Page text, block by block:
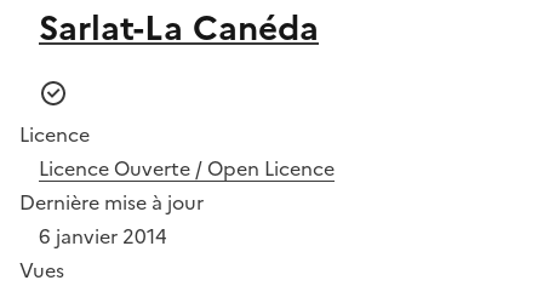
Sarlat-La Canéda
Licence
Licence Ouverte / Open Licence
Dernière mise à jour
6 janvier 2014
Vues